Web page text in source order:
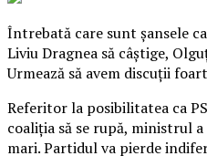
Întrebată care sunt şansele
Liviu Dragnea să câştige,
Urmează să avem discuţii
Referitor la posibilitatea ca
coaliţia să se rupă, ministrul
mari. Partidul va pierde